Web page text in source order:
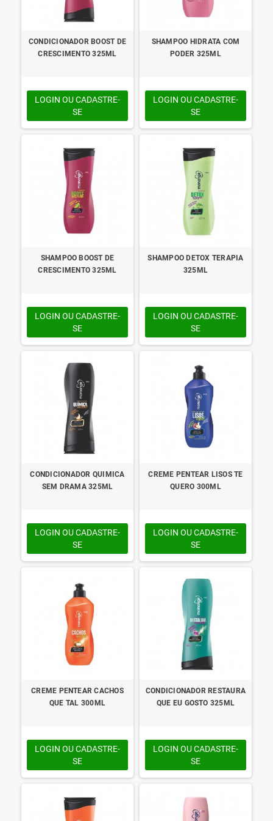
CONDICIONADOR BOOST DE
CRESCIMENTO 325ML
LOGIN OU CADASTRE-
SE
SHAMPOO HIDRATA COM
PODER 325ML
LOGIN OU CADASTRE-
SE
SHAMPOO BOOST DE
CRESCIMENTO 325ML
LOGIN OU CADASTRE-
SE
SHAMPOO DETOX TERAPIA
325ML
LOGIN OU CADASTRE-
SE
CONDICIONADOR QUIMICA
SEM DRAMA 325ML
LOGIN OU CADASTRE-
SE
CREME PENTEAR LISOS TE
QUERO 300ML
LOGIN OU CADASTRE-
SE
CREME PENTEAR CACHOS
QUE TAL 300ML
LOGIN OU CADASTRE-
SE
CONDICIONADOR RESTAURA
QUE EU GOSTO 325ML
LOGIN OU CADASTRE-
SE